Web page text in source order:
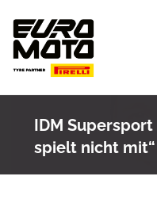
content
IDM
spielt nicht